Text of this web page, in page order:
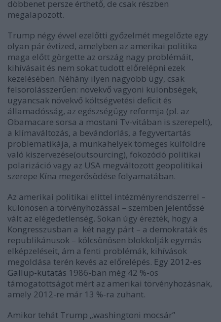
döbbenet persze érthető, de csak részben
megalapozott.
Trump négy évvel ezelőtti győzelmét megelőzte egy
olyan pár évtized, amelyben az amerikai politika
maga előtt görgette az ország nagy problémáit,
kihívásait és nem sokat tudott előrelépni ezek
kezelésében. Néhány ilyen nagyobb ügy, csak
felsorolásszerűen: növekvő vagyoni különbségek,
ugyancsak növekvő költségvetési deficit és
államadósság, az egészségügy reformja (pl. az
Obamacare sorsa a mostani Tv-vitában is szerepelt),
a klímaváltozás, a bevándorlás, a fegyvertartás
problematikája, a munkahelyek tömeges külföldre
való kiszervezése(outsourcing), fokozódó politikai
polarizáció vagy az USA megváltozott geopolitikai
szerepe Kína megerősödése folyamatában.
Az amerikai politikai elittel intézményrendszerrel –
különösen a törvényhozással – szemben jelentőssé
vált az elégedetlenség. Sokan úgy érezték, hogy a
Kongresszusban a két nagy párt – a demokraták és
republikánusok – kölcsönösen blokkolják egymás
elképzeléseit, ám a fenti problémák, kihívások
megoldása terén kevés az előrelépés. Egy 2012-es
Gallup-kutatás 1986-ban még 42 %-os
támogatottságot mért az amerikai törvényhozásnak,
amely 2012-re már 13 %-ra zuhant.
Amikor tehát Trump „washingtoni mocsár”